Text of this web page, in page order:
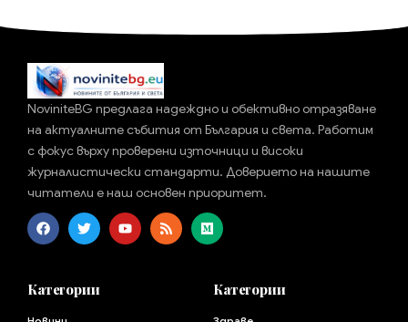
NoviniteBG предлага надеждно и обективно отразяване
на актуалните събития от България и света. Работим
с фокус върху проверени източници и високи
журналистически стандарти. Доверието на нашите
читатели е наш основен приоритет.
Категории Категории